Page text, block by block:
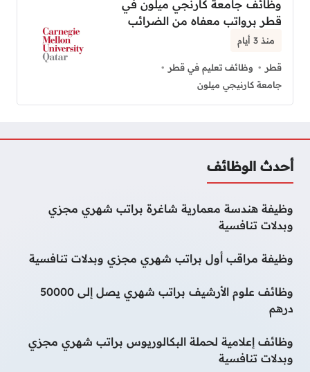
وظائف جامعة كارنجي ميلون في
قطر برواتب معفاه من الضرائب
منذ 3 أيام
قطر
وظائف تعليم في قطر
جامعة كارنيجي ميلون
أحدث الوظائف
وظيفة هندسة معمارية شاغرة براتب شهري مجزي
وبدلات تنافسية
وظيفة مراقب أول براتب شهري مجزي وبدلات تنافسية
وظائف علوم الأرشيف براتب شهري يصل إلى 50000
درهم
وظائف إعلامية لحملة البكالوريوس براتب شهري مجزي
وبدلات تنافسية